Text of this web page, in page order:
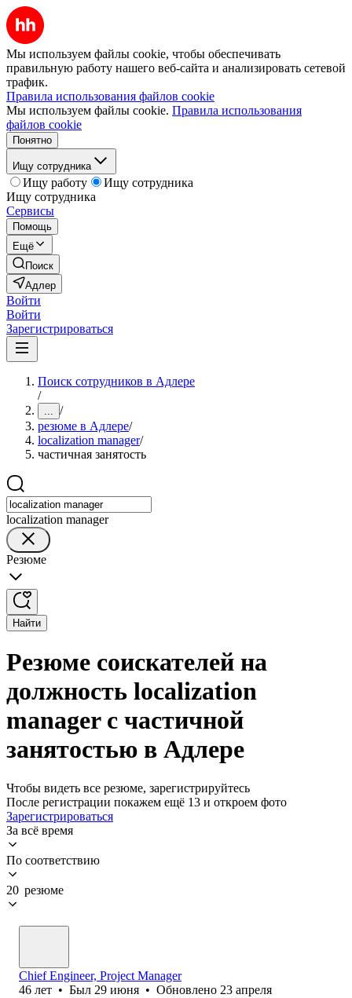
Мы используем файлы cookie, чтобы обеспечивать
правильную работу нашего веб-сайта и анализировать сетевой
трафик.
Правила использования файлов cookie
Мы используем файлы cookie. Правила использования
файлов cookie
Понятно
Ищу сотрудника
Ищу работу
Ищу сотрудника
Ищу сотрудника
Сервисы
Помощь
Ещё
Поиск
Адлер
Войти
Войти
Зарегистрироваться
Поиск сотрудников в Адлере
/
... /
резюме в Адлере/
localization manager/
частичная занятость
localization manager
Резюме
Найти
Резюме соискателей на
должность localization
manager с частичной
занятостью в Адлере
Чтобы видеть все резюме, зарегистрируйтесь
После регистрации покажем ещё 13 и откроем фото
Зарегистрироваться
За всё время
По соответствию
20 резюме
Chief Engineer, Project Manager
46 лет • Был 29 июня • Обновлено 23 апреля